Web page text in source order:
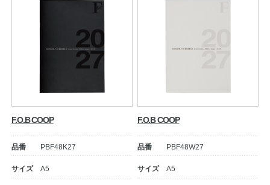
教職員の皆さまへ
OEMご希望の方へ
F.O.B COOP
品番 PBF48K27
サイズ A5
F.O.B COOP
品番 PBF48W27
サイズ A5